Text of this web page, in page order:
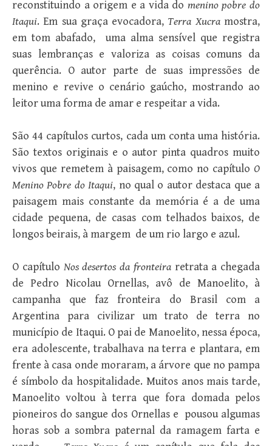
reconstituindo a origem e a vida do menino pobre do
Itaqui. Em sua graça evocadora, Terra Xucramostra,
em tom abafado, uma alma sensível que registra
suas lembranças e valoriza as coisas comuns da
querência. O autor parte de suas impressões de
menino e revive o cenário gaúcho, mostrando ao
leitor uma forma de amar e respeitar a vida.
São 44 capítulos curtos, cada um conta uma história.
São textos originais e o autor pinta quadros muito
vivos que remetem à paisagem, como no capítulo O
Menino Pobre do Itaqui, no qual o autor destaca que a
paisagem mais constante da memória é a de uma
cidade pequena, de casas com telhados baixos, de
longos beirais, à margem de um rio largo e azul.
O capítulo Nos desertos da fronteiraretrata a chegada
de Pedro Nicolau Ornellas, avô de Manoelito, à
campanha que faz fronteira do Brasil com a
Argentina para civilizar um trato de terra no
município de Itaqui. O pai de Manoelito, nessa época,
era adolescente, trabalhava na terra e plantara, em
frente à casa onde moraram, a árvore que no pampa
é símbolo da hospitalidade. Muitos anos mais tarde,
Manoelito voltou à terra que fora domada pelos
pioneiros do sangue dos Ornellas e pousou algumas
horas sob a sombra paternal da ramagem farta e